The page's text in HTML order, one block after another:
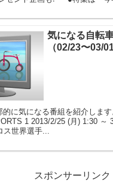
気になる自転
（02/23〜03/01
的に気になる番組を紹介しま
1 2013/2/25 (月) 1:30 ～
ス世界選手...
スポンサーリンク